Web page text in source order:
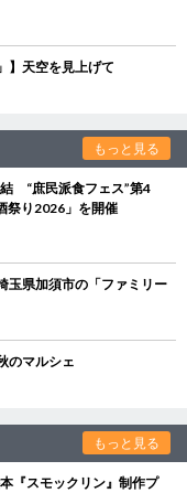
】天空を見上げて
もっと見る
“庶民派食フェス”第4
祭り2026」を開催
県加須市の「ファミリー
のマルシェ
もっと見る
『スモックリン』制作プ